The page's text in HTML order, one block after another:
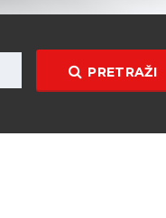
PRETRAŽI